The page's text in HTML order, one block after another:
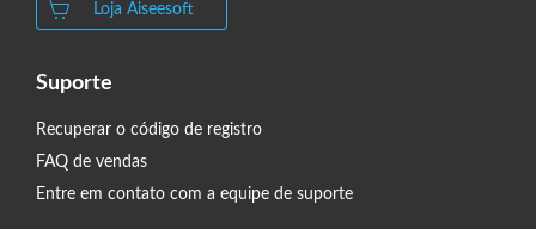
Loja Aiseesoft
Suporte
Recuperar o código de registro
FAQ de vendas
Entre em contato com a equipe de suporte